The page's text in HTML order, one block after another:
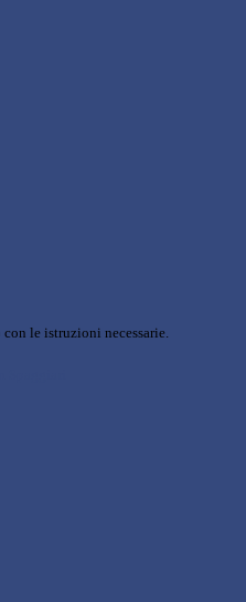
le istruzioni necessarie.